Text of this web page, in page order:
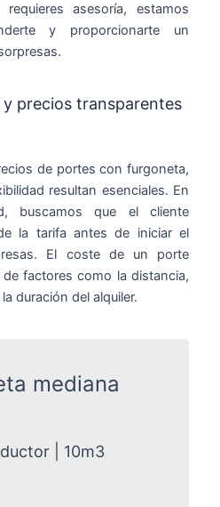
asesoría, estamos
y proporcionarte un
precios transparentes
de portes con furgoneta,
resultan esenciales. En
buscamos que el cliente
la tarifa antes de iniciar el
El coste de un porte
factores como la distancia,
duración del alquiler.
mediana
| 10m3